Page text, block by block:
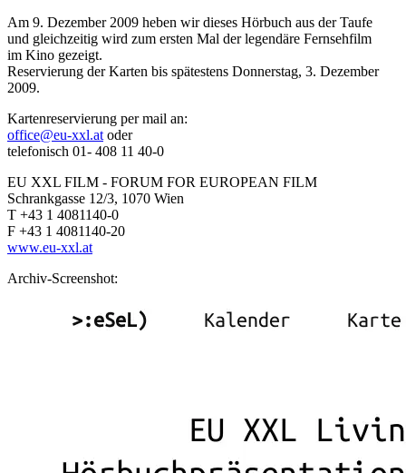
Am 9. Dezember 2009 heben wir dieses Hörbuch aus der Taufe
und gleichzeitig wird zum ersten Mal der legendäre Fernsehfilm
im Kino gezeigt.
Reservierung der Karten bis spätestens Donnerstag, 3. Dezember
2009.
Kartenreservierung per mail an:
office@eu-xxl.at oder
telefonisch 01- 408 11 40-0
EU XXL FILM - FORUM FOR EUROPEAN FILM
Schrankgasse 12/3, 1070 Wien
T +43 1 4081140-0
F +43 1 4081140-20
www.eu-xxl.at
Archiv-Screenshot: